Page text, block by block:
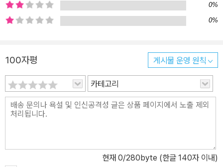
다! 《그 공 차요!》는 어려운 가정 환경과 주변 환경으로 아주 어린 나
이에서부터 일터로 나가 고된 노동을 하고 있는 아이들의 현실을 보
는 점을 강렬하게 일깨워 줍니다. 그림책 초반부의 실제 배경이 되는
파키스탄의 도시 시알코트에서 축구공을 만들던 아이들은 국제 사회
의 관심을 받은 뒤 일터 대신 학교에 갈 수 있었지만, 아직도 우리의
눈이 닿지 않는 곳에는 위험한 환경 속에서 일을 하는 아이들이 너무
나도 많습니다. 이 아이들이 힘든 노동에서 벗어나 《그 공 차요!》 속
들이 아이답게 웃을 수 있는 세상을 위하여… 전 세계의 18세 미만 아
0%
0%
100자평 게시물 운영 원칙
카테고리
현재 0/280byte (한글 140자 이내)